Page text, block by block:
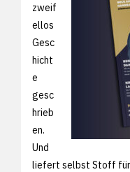
zweif
ellos
Gesc
hicht
e
gesc
hrieb
en.
Und
liefert selbst Stoff für